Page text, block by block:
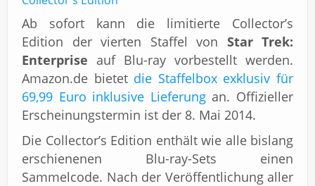
Ab sofort kann die limitierte Collector’s
Edition der vierten Staffel von Star Trek:
Enterprise auf Blu-ray vorbestellt werden.
Amazon.de bietet die Staffelbox exklusiv für
69,99 Euro inklusive Lieferungan. Offizieller
Erscheinungstermin ist der 8. Mai 2014.
Die Collector’s Edition enthält wie alle bislang
erschienenen Blu-ray-Sets einen
Sammelcode. Nach der Veröffentlichung aller